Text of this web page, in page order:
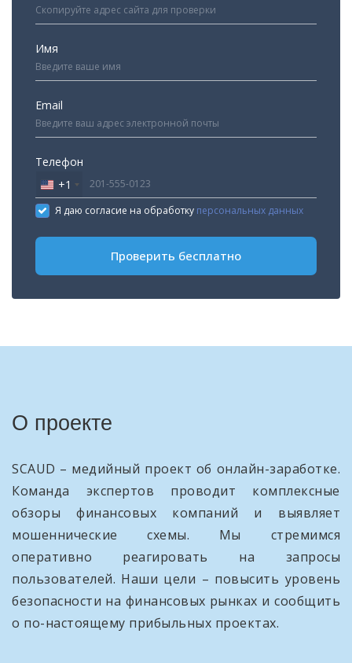
Имя
Email
Телефон
United
States
+1
+1
Я даю согласие на обработку персональных данных
Проверить бесплатно
О проекте
SCAUD – медийный проект об онлайн-заработке.
Команда экспертов проводит комплексные
обзоры финансовых компаний и выявляет
мошеннические схемы. Мы стремимся
оперативно реагировать на запросы
пользователей. Наши цели – повысить уровень
безопасности на финансовых рынках и сообщить
о по-настоящему прибыльных проектах.